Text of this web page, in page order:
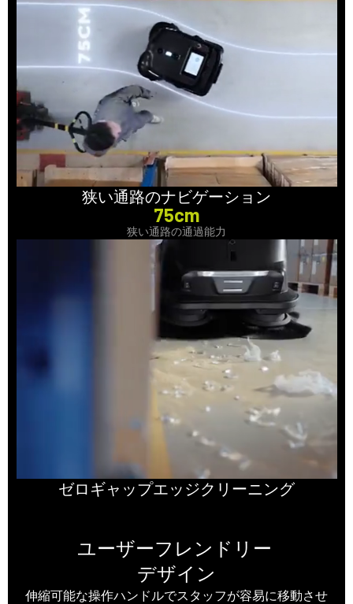
狭い通路のナビゲーション
75cm
狭い通路の通過能力
ゼロギャップエッジクリーニング
ユーザーフレンドリー
デザイン
伸縮可能な操作ハンドルでスタッフが容易に移動させ